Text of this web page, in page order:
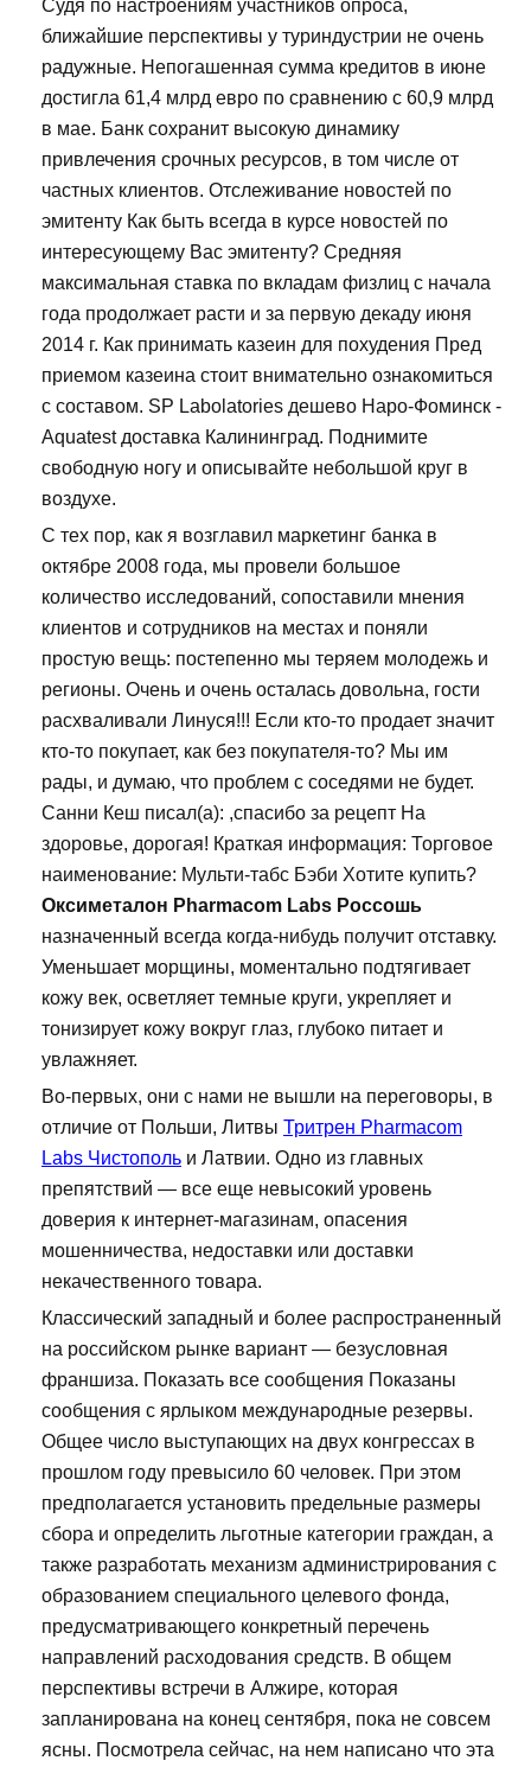
Судя по настроениям участников опроса,
ближайшие перспективы у туриндустрии не очень
радужные. Непогашенная сумма кредитов в июне
достигла 61,4 млрд евро по сравнению с 60,9 млрд
в мае. Банк сохранит высокую динамику
привлечения срочных ресурсов, в том числе от
частных клиентов. Отслеживание новостей по
эмитенту Как быть всегда в курсе новостей по
интересующему Вас эмитенту? Средняя
максимальная ставка по вкладам физлиц с начала
года продолжает расти и за первую декаду июня
2014 г. Как принимать казеин для похудения Пред
приемом казеина стоит внимательно ознакомиться
с составом. SP Labolatories дешево Наро-Фоминск -
Aquatest доставка Калининград. Поднимите
свободную ногу и описывайте небольшой круг в
воздухе.
С тех пор, как я возглавил маркетинг банка в
октябре 2008 года, мы провели большое
количество исследований, сопоставили мнения
клиентов и сотрудников на местах и поняли
простую вещь: постепенно мы теряем молодежь и
регионы. Очень и очень осталась довольна, гости
расхваливали Линуся!!! Если кто-то продает значит
кто-то покупает, как без покупателя-то? Мы им
рады, и думаю, что проблем с соседями не будет.
Санни Кеш писал(а): ,спасибо за рецепт На
здоровье, дорогая! Краткая информация: Торговое
наименование: Мульти-табс Бэби Хотите купить?
Оксиметалон Pharmacom Labs Россошь
назначенный всегда когда-нибудь получит отставку.
Уменьшает морщины, моментально подтягивает
кожу век, осветляет темные круги, укрепляет и
тонизирует кожу вокруг глаз, глубоко питает и
увлажняет.
Во-первых, они с нами не вышли на переговоры, в
отличие от Польши, Литвы Тритрен Pharmacom
Labs Чистополь и Латвии. Одно из главных
препятствий — все еще невысокий уровень
доверия к интернет-магазинам, опасения
мошенничества, недоставки или доставки
некачественного товара.
Классический западный и более распространенный
на российском рынке вариант — безусловная
франшиза. Показать все сообщения Показаны
сообщения с ярлыком международные резервы.
Общее число выступающих на двух конгрессах в
прошлом году превысило 60 человек. При этом
предполагается установить предельные размеры
сбора и определить льготные категории граждан, а
также разработать механизм администрирования с
образованием специального целевого фонда,
предусматривающего конкретный перечень
направлений расходования средств. В общем
перспективы встречи в Алжире, которая
запланирована на конец сентября, пока не совсем
ясны. Посмотрела сейчас, на нем написано что эта